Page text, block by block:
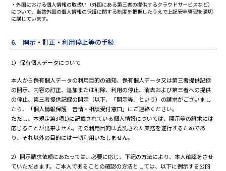
・外国における個人情報の取扱い（外国にある第三者の提供するクラウドサービスなど）
について、当該外国の個人情報の保護に関する制度を把握したうえで上記安全管理を適切
に講じています。
6. 開示・訂正・利用停止等の手続
1）保有個人データについて
本人から保有個人データの利用目的の通知、保有個人データ又は第三者提供記録
の開示、内容の訂正、追加または削除、利用の停止、消去および第三者への提供
の停止、第三者提供記録の開示（以下、「開示等」という）の請求がございまし
たら、「個人情報保護 苦情・相談受付窓口」にご連絡ください。
ただし、本規定第3項1)に記載されている個人情報については、開示等の請求には
応じることが出来ません。その利用目的は委託された業務を遂行するためであ
り、それ以外の目的には一切利用いたしません。
2）開示請求依頼にあたっては、必要に応じ、下記の方法により、本人確認をさせ
ていただきます。ご本人であることの確認の方法としては、以下に例示する公的